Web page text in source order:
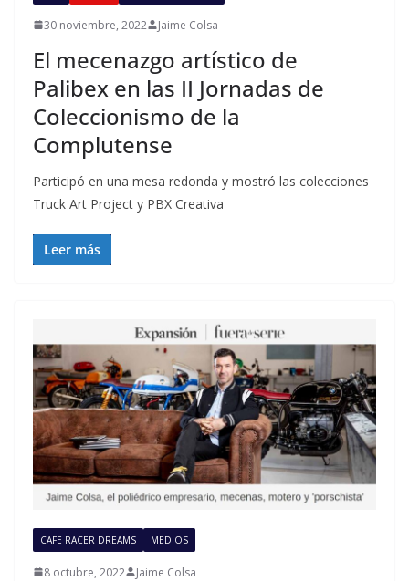
30 noviembre, 2022 Jaime Colsa
El mecenazgo artístico de
Palibex en las II Jornadas de
Coleccionismo de la
Complutense
Participó en una mesa redonda y mostró las colecciones
Truck Art Project y PBX Creativa
Leer más
CAFE RACER DREAMS MEDIOS
8 octubre, 2022 Jaime Colsa